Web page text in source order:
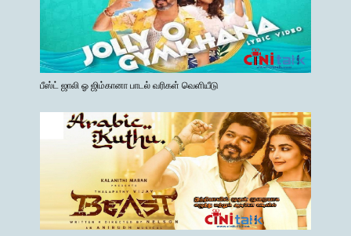
பீஸ்ட் ஜாலி ஓ ஜிம்கானா பாடல் வரிகள் வெளியீடு